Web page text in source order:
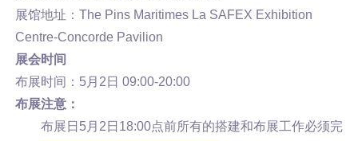
展馆地址：The Pins Maritimes La SAFEX Exhibition
Centre-Concorde Pavilion
展会时间
布展时间：5月2日 09:00-20:00
布展注意：
布展日5月2日18:00点前所有的搭建和布展工作必须完